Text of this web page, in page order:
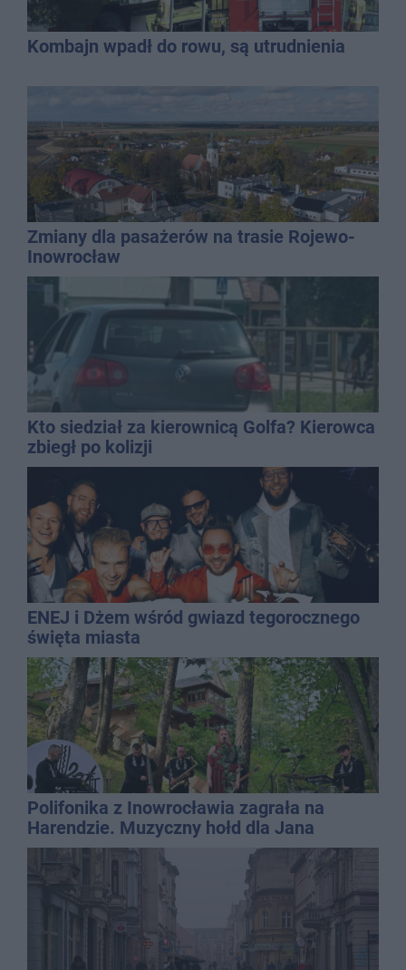
Kombajn wpadł do rowu, są utrudnienia
Zmiany dla pasażerów na trasie Rojewo-
Inowrocław
Kto siedział za kierownicą Golfa? Kierowca
zbiegł po kolizji
ENEJ i Dżem wśród gwiazd tegorocznego
święta miasta
Polifonika z Inowrocławia zagrała na
Harendzie. Muzyczny hołd dla Jana
Kasprowicza